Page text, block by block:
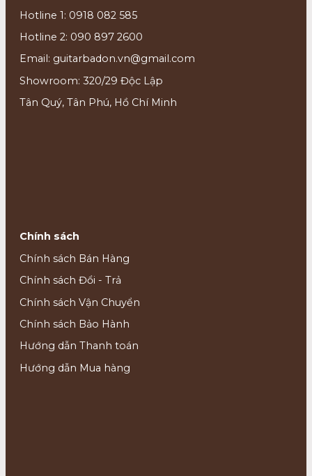
Hotline 1: 0918 082 585
Hotline 2: 090 897 2600
Email: guitarbadon.vn@gmail.com
Showroom: 320/29 Độc Lập
Tân Quý, Tân Phú, Hồ Chí Minh
Chính sách
Chính sách Bán Hàng
Chính sách Đổi - Trả
Chính sách Vận Chuyển
Chính sách Bảo Hành
Hướng dẫn Thanh toán
Hướng dẫn Mua hàng